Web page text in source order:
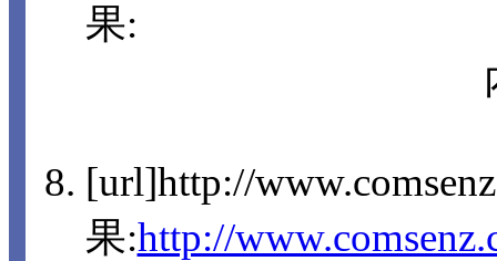
果:
[url]http://
果:http://